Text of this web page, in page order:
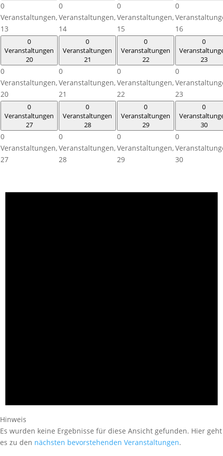
0
Veranstaltungen,
13
0
Veranstaltungen,
14
0
Veranstaltungen,
15
0
16
0
Veranstaltungen
20
0
Veranstaltungen,
20
0
Veranstaltungen
21
0
Veranstaltungen,
21
0
Veranstaltungen
22
0
Veranstaltungen,
22
0
23
0
23
0
Veranstaltungen
27
0
Veranstaltungen,
27
0
Veranstaltungen
28
0
Veranstaltungen,
28
0
Veranstaltungen
29
0
Veranstaltungen,
29
0
30
0
30
Hinweis
Es wurden keine Ergebnisse für diese Ansicht gefunden. Hier geht
es zu den nächsten bevorstehenden Veranstaltungen.